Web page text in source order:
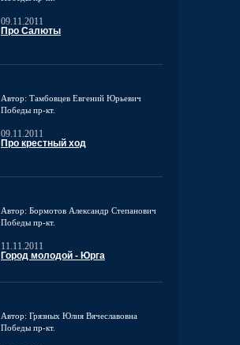
09.11.2011
Про Салюты
Автор: Тамбовцев Евгений Юрьевич
Победы пр-кт.
09.11.2011
Про крестный ход
Автор: Бормотов Александр Степанович
Победы пр-кт.
11.11.2011
Город молодой - Юрга
Автор: Грязных Юлия Вячеславовна
Победы пр-кт.